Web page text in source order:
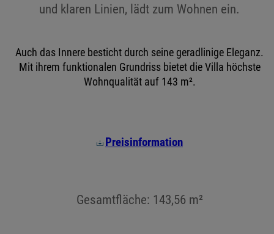
und klaren Linien, lädt zum Wohnen ein.
Auch das Innere besticht durch seine geradlinige Eleganz.
Mit ihrem funktionalen Grundriss bietet die Villa höchste
Wohnqualität auf 143 m².
Preisinformation
Gesamtfläche: 143,56 m²